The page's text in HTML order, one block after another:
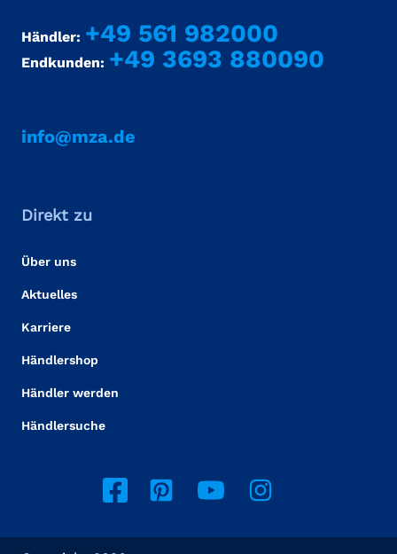
Händler: +49 561 982000
Endkunden: +49 3693 880090
info@mza.de
Direkt zu
Über uns
Aktuelles
Karriere
Händlershop
Händler werden
Händlersuche